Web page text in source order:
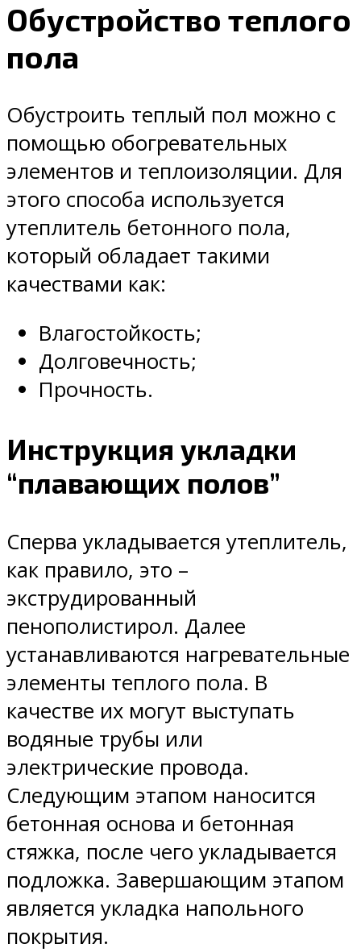
Обустройство теплого
пола
Обустроить теплый пол можно с
помощью обогревательных
элементов и теплоизоляции. Для
этого способа используется
утеплитель бетонного пола,
который обладает такими
качествами как:
Влагостойкость;
Долговечность;
Прочность.
Инструкция укладки
“плавающих полов”
Сперва укладывается утеплитель,
как правило, это –
экструдированный
пенополистирол. Далее
устанавливаются нагревательные
элементы теплого пола. В
качестве их могут выступать
водяные трубы или
электрические провода.
Следующим этапом наносится
бетонная основа и бетонная
стяжка, после чего укладывается
подложка. Завершающим этапом
является укладка напольного
покрытия.